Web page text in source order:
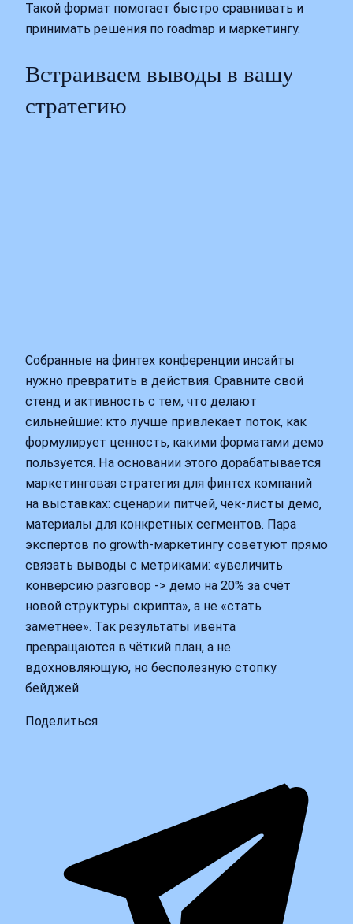
Такой формат помогает быстро сравнивать и
принимать решения по roadmap и маркетингу.
Встраиваем выводы в вашу
стратегию
Собранные на финтех конференции инсайты
нужно превратить в действия. Сравните свой
стенд и активность с тем, что делают
сильнейшие: кто лучше привлекает поток, как
формулирует ценность, какими форматами демо
пользуется. На основании этого дорабатывается
маркетинговая стратегия для финтех компаний
на выставках: сценарии питчей, чек-листы демо,
материалы для конкретных сегментов. Пара
экспертов по growth-маркетингу советуют прямо
связать выводы с метриками: «увеличить
конверсию разговор -> демо на 20% за счёт
новой структуры скрипта», а не «стать
заметнее». Так результаты ивента
превращаются в чёткий план, а не
вдохновляющую, но бесполезную стопку
бейджей.
Поделиться